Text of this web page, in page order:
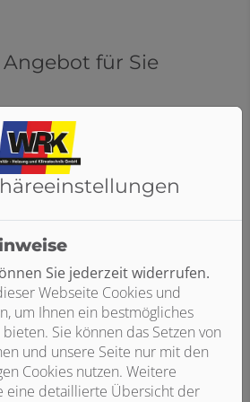
Angebot für Sie
Planung und Beratung
Beratung bei Nachrüstung
transparente Kostenaufstellung
Sie jederzeit widerrufen.
Webseite Cookies und
um Ihnen ein bestmögliches
Sie können das Setzen von
und unsere Seite nur mit den
Cookies nutzen. Weitere
eine detaillierte Übersicht der